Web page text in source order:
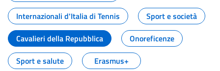
Internazionali d'Italia di Tennis
Sport e società
Cavalieri della Repubblica
Onoreficenze
Sport e salute
Erasmus+